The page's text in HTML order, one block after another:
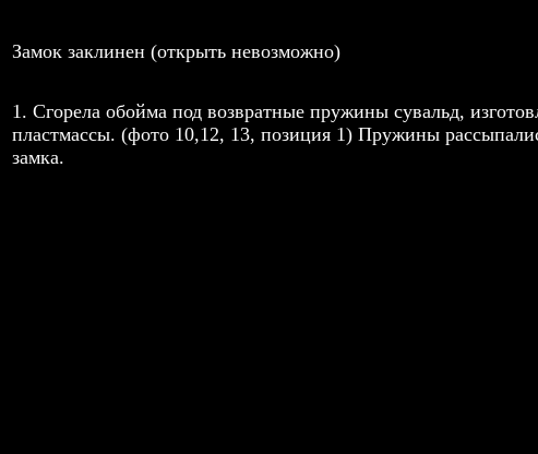
Замок заклинен (открыть невозможно)
1. Сгорела обойма под возвратные пружины сувальд,
пластмассы. (фото 10,12, 13, позиция 1) Пружины
замка.